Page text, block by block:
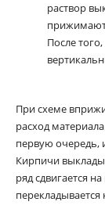
раствор
прижимают
После
При схеме
расход
первую очередь,
Кирпичи
ряд сдвигается